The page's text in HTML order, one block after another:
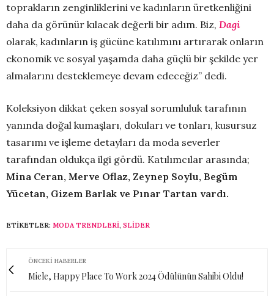
toprakların zenginliklerini ve kadınların üretkenliğini
daha da görünür kılacak değerli bir adım. Biz, Dagi
olarak, kadınların iş gücüne katılımını artırarak onların
ekonomik ve sosyal yaşamda daha güçlü bir şekilde yer
almalarını desteklemeye devam edeceğiz” dedi.
Koleksiyon dikkat çeken sosyal sorumluluk tarafının
yanında doğal kumaşları, dokuları ve tonları, kusursuz
tasarımı ve işleme detayları da moda severler
tarafından oldukça ilgi gördü. Katılımcılar arasında;
Mina Ceran, Merve Oflaz, Zeynep Soylu, Begüm
Yücetan, Gizem Barlak ve Pınar Tartan vardı.
ETIKETLER: MODA TRENDLERI, SLİDER
ÖNCEKI HABERLER
Miele, Happy Place To Work 2024 Ödülünün Sahibi Oldu!